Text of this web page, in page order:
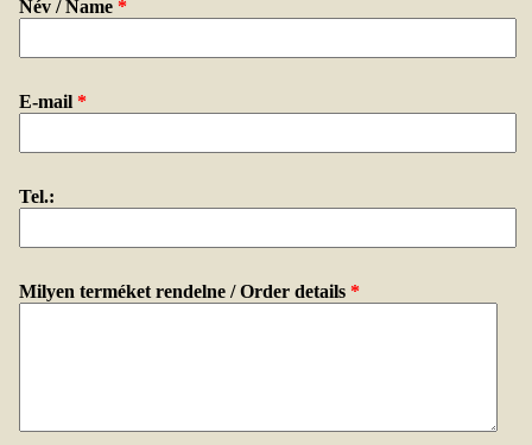
Név / Name *
E-mail *
Tel.:
Milyen terméket rendelne / Order details *